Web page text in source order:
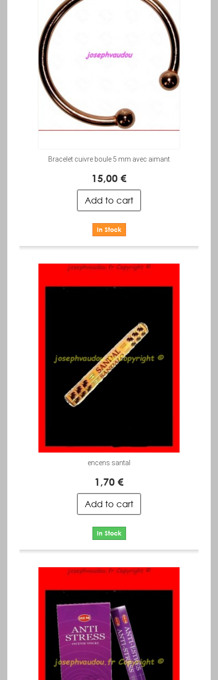
Bracelet cuivre boule 5 mm avec aimant
15,00 €
Add to cart
In Stock
encens santal
1,70 €
Add to cart
In Stock